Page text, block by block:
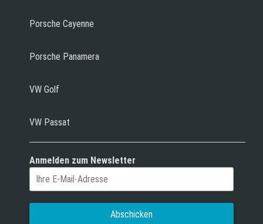
Porsche Cayenne
Porsche Panamera
VW Golf
VW Passat
Anmelden zum Newsletter